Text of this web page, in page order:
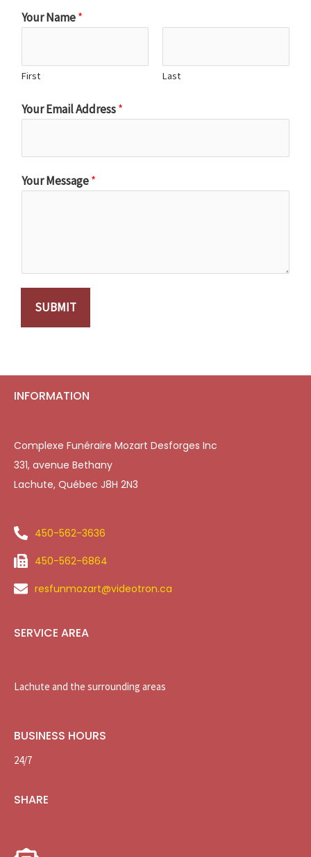
Your Name*
First Last
Your Email Address*
Your Message*
SUBMIT
INFORMATION
Complexe Funéraire Mozart Desforges Inc
331, avenue Bethany
Lachute, Québec J8H 2N3
450-562-3636
450-562-6864
resfunmozart@videotron.ca
SERVICE AREA
Lachute and the surrounding areas
BUSINESS HOURS
24/7
SHARE